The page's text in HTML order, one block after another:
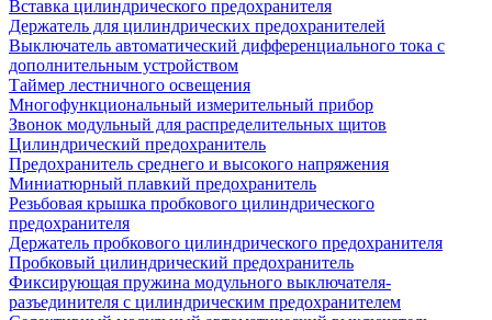
Вставка цилиндрического предохранителя
Держатель для цилиндрических предохранителей
Выключатель автоматический дифференциального тока с
дополнительным устройством
Таймер лестничного освещения
Многофункциональный измерительный прибор
Звонок модульный для распределительных щитов
Цилиндрический предохранитель
Предохранитель среднего и высокого напряжения
Миниатюрный плавкий предохранитель
Резьбовая крышка пробкового цилиндрического
предохранителя
Держатель пробкового цилиндрического предохранителя
Пробковый цилиндрический предохранитель
Фиксирующая пружина модульного выключателя-
разъединителя с цилиндрическим предохранителем